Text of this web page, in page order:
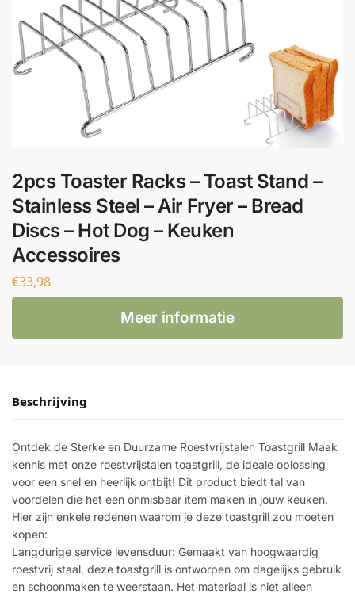
2pcs Toaster Racks – Toast Stand –
Stainless Steel – Air Fryer – Bread
Discs – Hot Dog – Keuken
Accessoires
€33,98
Meer informatie
Beschrijving
Ontdek de Sterke en Duurzame Roestvrijstalen Toastgrill Maak
kennis met onze roestvrijstalen toastgrill, de ideale oplossing
voor een snel en heerlijk ontbijt! Dit product biedt tal van
voordelen die het een onmisbaar item maken in jouw keuken.
Hier zijn enkele redenen waarom je deze toastgrill zou moeten
kopen:
Langdurige service levensduur: Gemaakt van hoogwaardig
roestvrij staal, deze toastgrill is ontworpen om dagelijks gebruik
en schoonmaken te weerstaan. Het materiaal is niet alleen